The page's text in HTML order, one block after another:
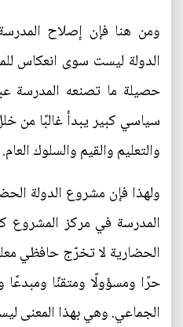
ومن هنا فإن إصلاح
الدولة ليست سوى انعكاس
حصيلة ما تصنعه المدرسة
سياسي كبير يبدأ غالبًا من
والتعليم والقيم والسلوك العام.
ولهذا فإن مشروع الدولة
المدرسة في مركز المشروع
الحضارية لا تخرّج حافظي
حرًا ومسؤولًا ومتقنًا ومبدعًا
الجماعي. وهي بهذا المعنى